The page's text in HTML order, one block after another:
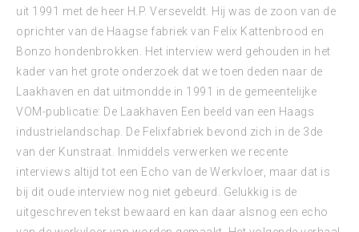
uit 1991 met de heer H.P. Verseveldt. Hij was de zoon van de
oprichter van de Haagse fabriek van Felix Kattenbrood en
Bonzo hondenbrokken. Het interview werd gehouden in het
kader van het grote onderzoek dat we toen deden naar de
Laakhaven en dat uitmondde in 1991 in de gemeentelijke
VOM-publicatie: De Laakhaven Een beeld van een Haags
industrielandschap. De Felixfabriek bevond zich in de 3de
van der Kunstraat. Inmiddels verwerken we recente
interviews altijd tot een Echo van de Werkvloer, maar dat is
bij dit oude interview nog niet gebeurd. Gelukkig is de
uitgeschreven tekst bewaard en kan daar alsnog een echo